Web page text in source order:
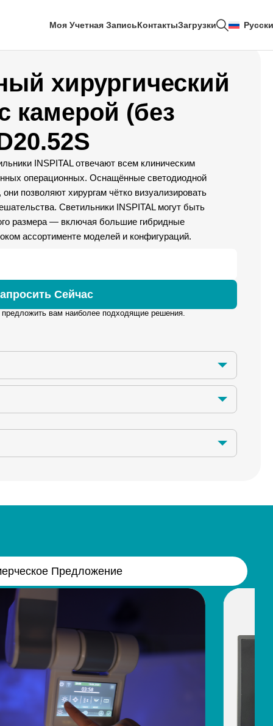
Моя Учетная ЗаписьКонтактыЗагрузки
хирургический
камерой (без
INSPITAL отвечают всем клиническим
операционных. Оснащённые светодиодной
позволяют хирургам чётко визуализировать
Светильники INSPITAL могут быть
размера — включая большие гибридные
ассортименте моделей и конфигураций.
Сейчас
вам наиболее подходящие решения.
Предложение